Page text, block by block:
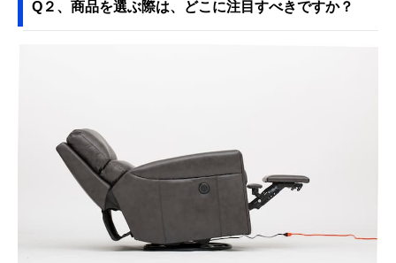
Q２、商品を選ぶ際は、どこに注目すべきですか？